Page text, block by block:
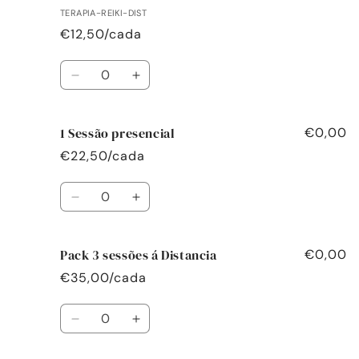
TERAPIA-REIKI-DIST
€12,50/cada
Quantidade
Diminuir
de
1
Sessão
á
distancia
Aumentar
de
1
Sessão
á
distancia
1 Sessão presencial
€22,50/cada
€0,00
Quantidade
Diminuir
de
1
Sessão
presencial
Aumentar
de
1
Sessão
presencial
Pack 3 sessões á Distancia
€35,00/cada
€0,00
Quantidade
Diminuir
Aumentar